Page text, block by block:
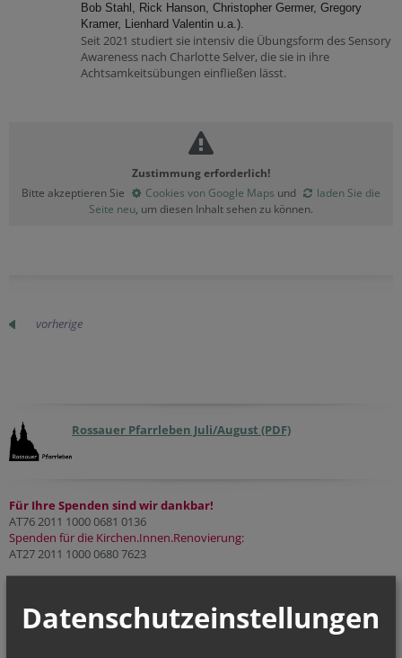
Bob Stahl, Rick Hanson, Christopher Germer, Gregory
Kramer, Lienhard Valentin u.a.).
Seit 2021 studiert sie intensiv die Übungsform des Sensory
Awareness nach Charlotte Selver, die sie in ihre
Achtsamkeitsübungen einfließen lässt.
Zustimmung erforderlich!
Bitte akzeptieren Sie
Cookies von Google Maps und
laden Sie die
Seite neu, um diesen Inhalt sehen zu können.
vorherige
Rossauer Pfarrleben Juli/August (PDF)
Für Ihre Spenden sind wir dankbar!
AT76 2011 1000 0681 0136
Spenden für die Kirchen.Innen.Renovierung:
AT27 2011 1000 0680 7623
Hl. Dominikus, Hl. Cyriakus, , Vierzehn heilige Nothelfer, Hl.
Hildiger, Hl....
Datenschutzeinstellungen